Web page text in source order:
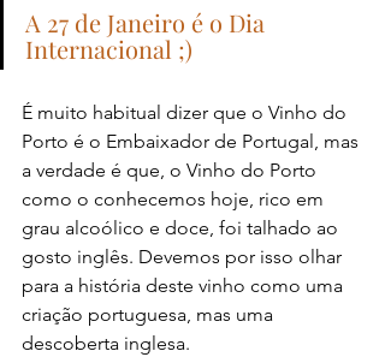
A 27 de Janeiro é o Dia
Internacional ;)
É muito habitual dizer que o Vinho do
Porto é o Embaixador de Portugal, mas
a verdade é que, o Vinho do Porto
como o conhecemos hoje, rico em
grau alcoólico e doce, foi talhado ao
gosto inglês. Devemos por isso olhar
para a história deste vinho como uma
criação portuguesa, mas uma
descoberta inglesa.